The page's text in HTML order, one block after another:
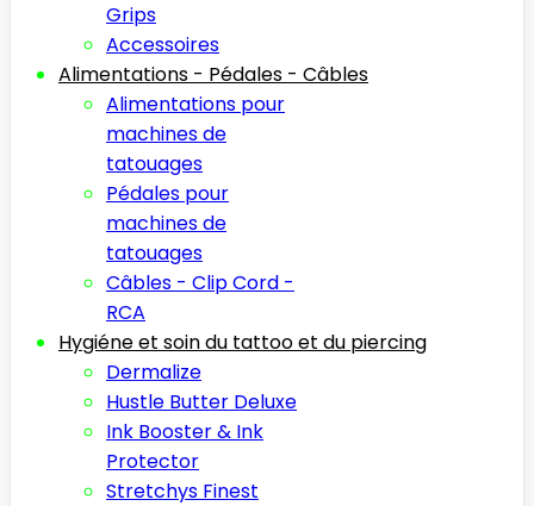
Grips
Accessoires
Alimentations - Pédales - Câbles
Alimentations pour
machines de
tatouages
Pédales pour
machines de
tatouages
Câbles - Clip Cord -
RCA
Hygiéne et soin du tattoo et du piercing
Dermalize
Hustle Butter Deluxe
Ink Booster & Ink
Protector
Stretchys Finest